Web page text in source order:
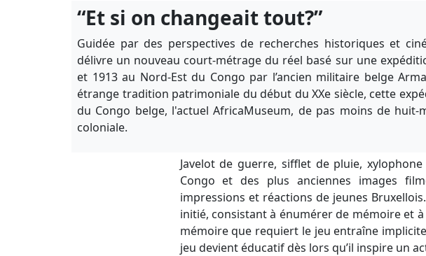
“Et si on changeait tout?”
Guidée par des perspectives de recherches historiques et
délivre un nouveau court-métrage du réel basé sur une
et 1913 au Nord-Est du Congo par l’ancien militaire belge
étrange tradition patrimoniale du début du XXe siècle, cette
du Congo belge, l'actuel AfricaMuseum, de pas moins de
coloniale.
Javelot de guerre, sifflet de pluie,
Congo et des plus anciennes images
impressions et réactions de jeunes
initié, consistant à énumérer de mémoire et
mémoire que requiert le jeu entraîne
jeu devient éducatif dès lors qu’il inspire un